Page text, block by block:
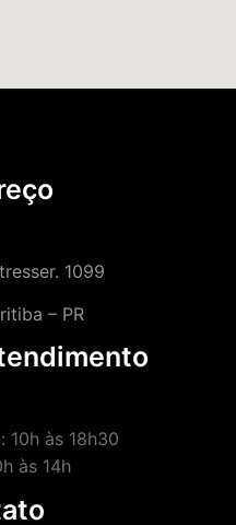
1099
– PR
10h às 18h30
às 14h